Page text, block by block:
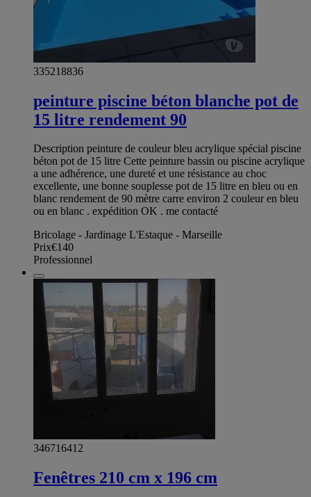
335218836
peinture piscine béton blanche pot de
15 litre rendement 90
Description peinture de couleur bleu acrylique spécial piscine
béton pot de 15 litre Cette peinture bassin ou piscine acrylique
a une adhérence, une dureté et une résistance au choc
excellente, une bonne souplesse pot de 15 litre en bleu ou en
blanc rendement de 90 mètre carre environ 2 couleur en bleu
ou en blanc . expédition OK . me contacté
Bricolage - Jardinage L'Estaque - Marseille
Prix€140
Professionnel
346716412
Fenêtres 210 cm x 196 cm